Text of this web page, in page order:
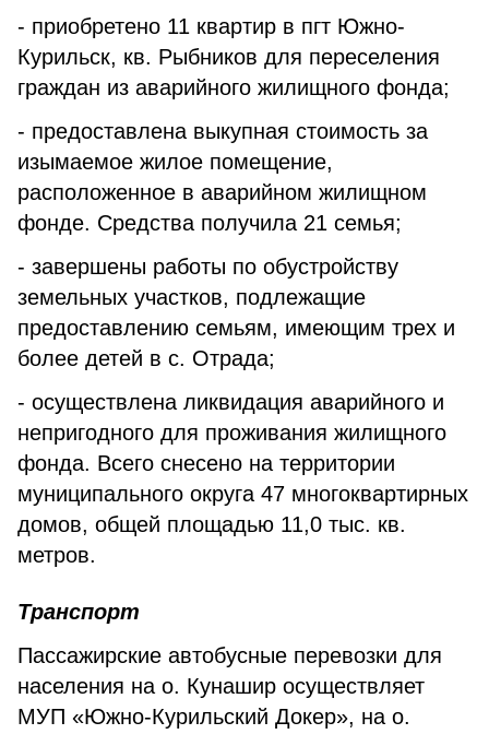
- приобретено 11 квартир в пгт Южно-
Курильск, кв. Рыбников для переселения
граждан из аварийного жилищного фонда;
- предоставлена выкупная стоимость за
изымаемое жилое помещение,
расположенное в аварийном жилищном
фонде. Средства получила 21 семья;
- завершены работы по обустройству
земельных участков, подлежащие
предоставлению семьям, имеющим трех и
более детей в с. Отрада;
- осуществлена ликвидация аварийного и
непригодного для проживания жилищного
фонда. Всего снесено на территории
муниципального округа 47 многоквартирных
домов, общей площадью 11,0 тыс. кв.
метров.
Транспорт
Пассажирские автобусные перевозки для
населения на о. Кунашир осуществляет
МУП «Южно-Курильский Докер», на о.